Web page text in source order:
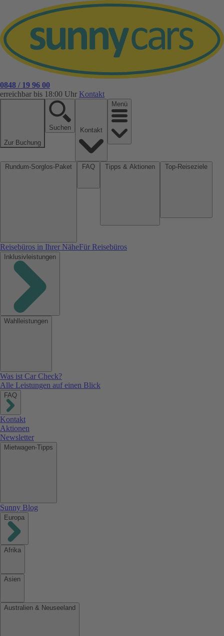
0848 / 19 96 00
erreichbar bis 18:00 Uhr Kontakt
Zur Buchung
Suchen
Menü
Reisebüros in Ihrer NäheFür Reisebüros
Inklusivleistungen
Wahlleistungen
Was ist Car Check?
Alle Leistungen auf einen Blick
FAQ
Kontakt
Aktionen
Newsletter
Mietwagen-Tipps
Sunny Blog
Europa
Afrika
Asien
Australien & Neuseeland